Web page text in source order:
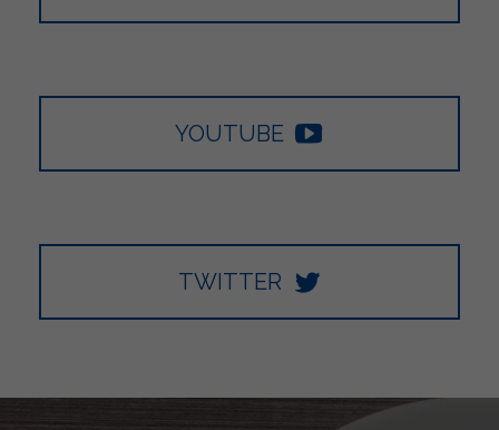
YOUTUBE
TWITTER